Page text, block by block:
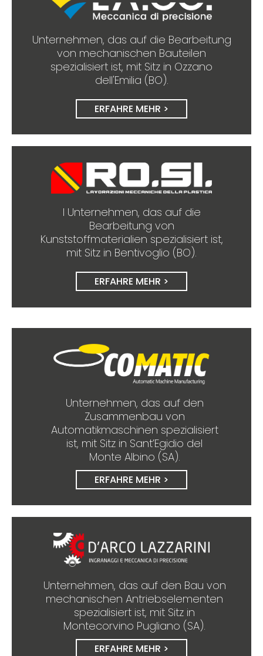
Unternehmen, das auf die Bearbeitung
von mechanischen Bauteilen
spezialisiert ist, mit Sitz in Ozzano
dell'Emilia (BO).
ERFAHRE MEHR >
I Unternehmen, das auf die
Bearbeitung von
Kunststoffmaterialien spezialisiert ist,
mit Sitz in Bentivoglio (BO).
ERFAHRE MEHR >
Unternehmen, das auf den
Zusammenbau von
Automatikmaschinen spezialisiert
ist, mit Sitz in Sant’Egidio del
Monte Albino (SA).
ERFAHRE MEHR >
Unternehmen, das auf den Bau von
mechanischen Antriebselementen
spezialisiert ist, mit Sitz in
Montecorvino Pugliano (SA).
ERFAHRE MEHR >